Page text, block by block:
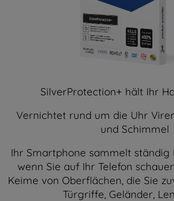
SilverProtection+ hält Ihr
Vernichtet rund um die Uhr
und Schimmel
Ihr Smartphone sammelt ständig
wenn Sie auf Ihr Telefon
Keime von Oberflächen, die Sie
Türgriffe, Geländer,